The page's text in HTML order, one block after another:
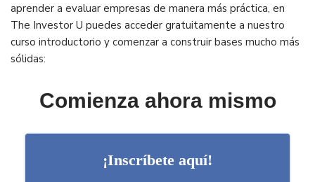
aprender a evaluar empresas de manera más práctica, en
The Investor U puedes acceder gratuitamente a nuestro
curso introductorio y comenzar a construir bases mucho más
sólidas:
Comienza ahora mismo
¡Inscríbete aquí!